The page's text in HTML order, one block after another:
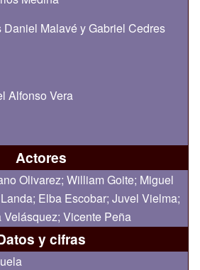
Daniel Malavé y Gabriel Cedres
Alfonso Vera
Actores
Olivarez; William Goite; Miguel
Elba Escobar; Juvel Vielma;
Velásquez; Vicente Peña
y cifras